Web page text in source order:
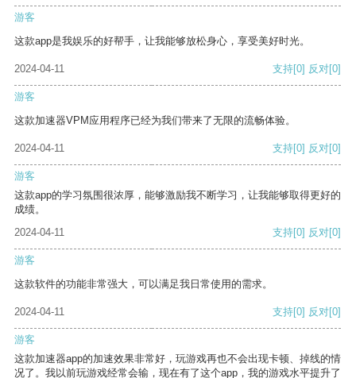
游客
这款app是我娱乐的好帮手，让我能够放松身心，享受美好时光。
2024-04-11 支持[0] 反对[0]
游客
这款加速器VPM应用程序已经为我们带来了无限的流畅体验。
2024-04-11 支持[0] 反对[0]
游客
这款app的学习氛围很浓厚，能够激励我不断学习，让我能够取得更好的
成绩。
2024-04-11
支持[0] 反对[0]
游客
这款软件的功能非常强大，可以满足我日常使用的需求。
2024-04-11 支持[0] 反对[0]
游客
这款加速器app的加速效果非常好，玩游戏再也不会出现卡顿、掉线的情
况了。我以前玩游戏经常会输，现在有了这个app，我的游戏水平提升了